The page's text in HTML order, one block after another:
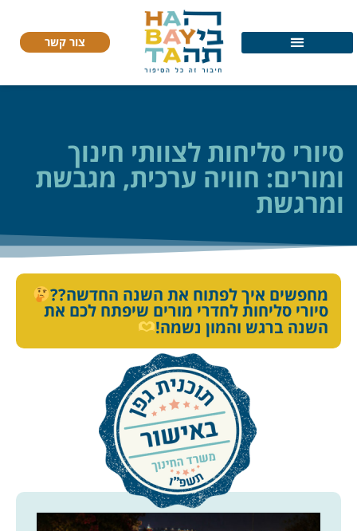
צור קשר
סיורי סליחות לצוותי חינוך
ומורים: חוויה ערכית, מגבשת
ומרגשת
מחפשים איך לפתוח את השנה החדשה??
סיורי סליחות לחדרי מורים שיפתח לכם את
השנה ברגש והמון נשמה!